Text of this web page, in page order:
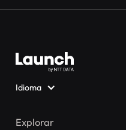
Idioma
Explorar